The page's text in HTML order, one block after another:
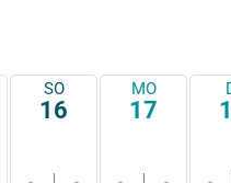
SO
16
MO
17